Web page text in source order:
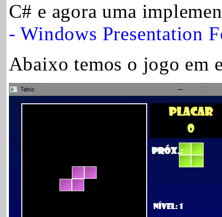
C# e agora uma
- Windows Presentation
Abaixo temos o jogo em